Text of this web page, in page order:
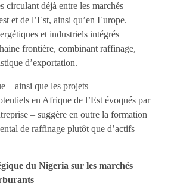
circulant déjà entre les marchés
et de l’Est, ainsi qu’en Europe.
et industriels intégrés
frontière, combinant raffinage,
d’exportation.
– ainsi que les projets
en Afrique de l’Est évoqués par
– suggère en outre la formation
de raffinage plutôt que d’actifs
du Nigeria sur les marchés